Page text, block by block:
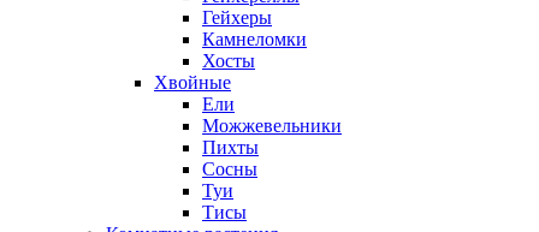
Гейхеры
Камнеломки
Хосты
Хвойные
Ели
Можжевельники
Пихты
Сосны
Туи
Тисы